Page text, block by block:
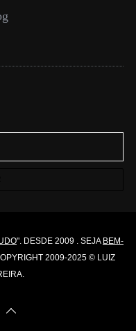
". DESDE 2009 . SEJA BEM-
2009-2025 © LUIZ